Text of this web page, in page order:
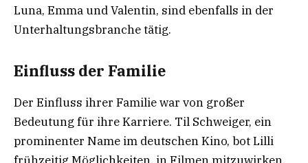
Luna, Emma und Valentin, sind ebenfalls in der
Unterhaltungsbranche tätig.
Einfluss der Familie
Der Einfluss ihrer Familie war von großer
Bedeutung für ihre Karriere. Til Schweiger, ein
prominenter Name im deutschen Kino, bot Lilli